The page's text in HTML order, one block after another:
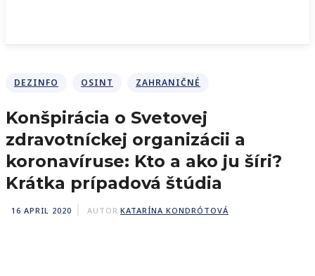
DEZINFO OSINT ZAHRANIČNÉ
Konšpirácia o Svetovej
zdravotníckej organizácii a
koronavíruse: Kto a ako ju šíri?
Krátka prípadová štúdia
16 APRIL 2020 AUTOR KATARÍNA KONDRÓTOVÁ